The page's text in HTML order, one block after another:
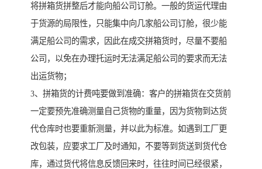
将拼箱货拼整后才能向船公司订舱。一般的货运代理由
于货源的局限性，只能集中向几家船公司订舱，很少能
满足船公司的需求，因此在成交拼箱货时，尽量不要船
公司，以免在办理托运时无法满足船公司的要求而无法
出运货物；
3、拼箱货的计费吨要做到准确：客户的拼箱货在交货前
一定要预先准确测量自己货物的重量，因为货物到达货
代仓库时也要重新测量，并以此为标准。如遇到工厂更
改包装，应要求工厂及时通知，不要等到货送到货代仓
库，通过货代将信息反馈回来时，往往时间已经很紧，